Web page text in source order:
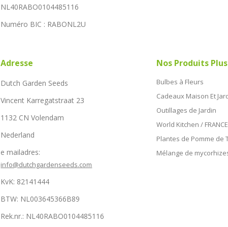
NL40RABO0104485116
Numéro BIC : RABONL2U
Adresse
Dutch Garden Seeds
Vincent Karregatstraat 23
1132 CN Volendam
Nederland
e mailadres:
info@dutchgardenseeds.com
KvK: 82141444
BTW: NL003645366B89
Rek.nr.: NL40RABO0104485116
Nos Produits Plus
Bulbes à Fleurs
Cadeaux Maison Et
Outillages de Jardin
World Kitchen / FRANCE
Plantes de Pomme de
Mélange de